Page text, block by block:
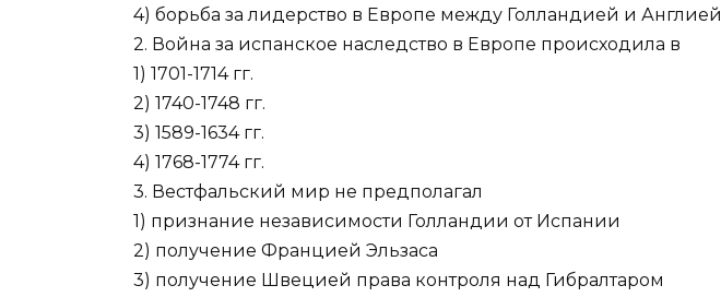
4) борьба за лидерство в Европе между Голландией и Англией
2. Война за испанское наследство в Европе происходила в
1) 1701-1714 гг.
2) 1740-1748 гг.
3) 1589-1634 гг.
4) 1768-1774 гг.
3. Вестфальский мир не предполагал
1) признание независимости Голландии от Испании
2) получение Францией Эльзаса
3) получение Швецией права контроля над Гибралтаром